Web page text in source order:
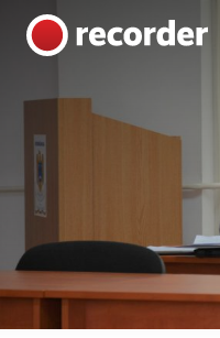
Skip to content
Main